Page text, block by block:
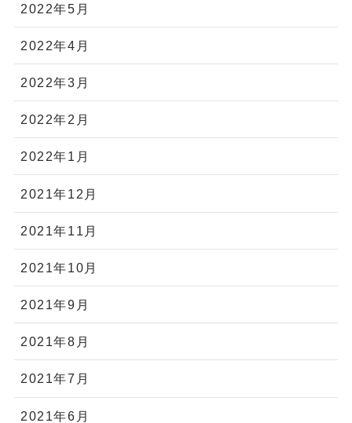
2022年5月
2022年4月
2022年3月
2022年2月
2022年1月
2021年12月
2021年11月
2021年10月
2021年9月
2021年8月
2021年7月
2021年6月